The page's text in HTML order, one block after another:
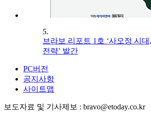
5.
브라보 리포트 1호 ‘사오정 시대
전략’ 발간
PC버전
공지사항
사이트맵
보도자료 및 기사제보 : bravo@etoday.co.kr